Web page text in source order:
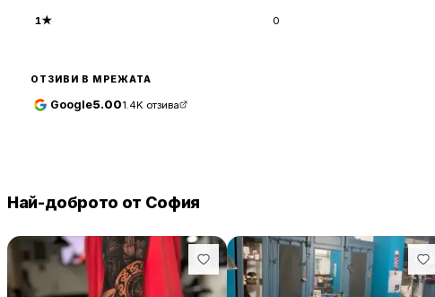
1★ 0
ОТЗИВИ В МРЕЖАТА
Google5.001.4K отзива
Най-доброто от София